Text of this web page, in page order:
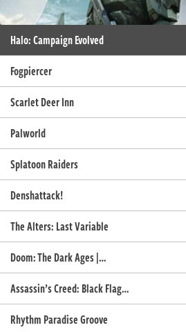
Halo: Campaign Evolved
Fogpiercer
Scarlet Deer Inn
Palworld
Splatoon Raiders
Denshattack!
The Alters: Last Variable
Doom: The Dark Ages |…
Assassin’s Creed: Black Flag…
Rhythm Paradise Groove